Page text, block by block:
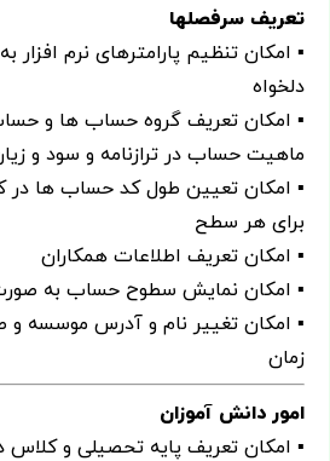
تعریف سرفصلها
▪ امکان تنظیم پارامترهای نرم
دلخواه
▪ امکان تعریف گروه حساب ها و
ماهیت حساب در ترازنامه و سود و
▪ امکان تعیین طول کد حساب ها
برای هر سطح
▪ امکان تعریف اطلاعات همکاران
▪ امکان نمایش سطوح حساب به
▪ امکان تغییر نام و آدرس موسسه و
زمان
امور دانش آموزان
▪ امکان تعریف پایه تحصیلی و کلاس